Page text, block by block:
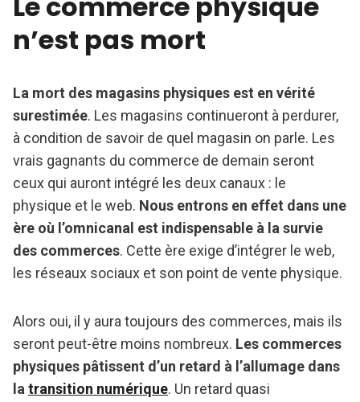
n’est pas mort
La mort des magasins physiques est en vérité
surestimée. Les magasins continueront à perdurer,
à condition de savoir de quel magasin on parle. Les
vrais gagnants du commerce de demain seront
ceux qui auront intégré les deux canaux : le
physique et le web. Nous entrons en effet dans une
ère où l’omnicanal est indispensable à la survie
des commerces. Cette ère exige d’intégrer le web,
les réseaux sociaux et son point de vente physique.
Alors oui, il y aura toujours des commerces, mais ils
seront peut-être moins nombreux. Les commerces
physiques pâtissent d’un retard à l’allumage dans
latransition numérique. Un retard quasi